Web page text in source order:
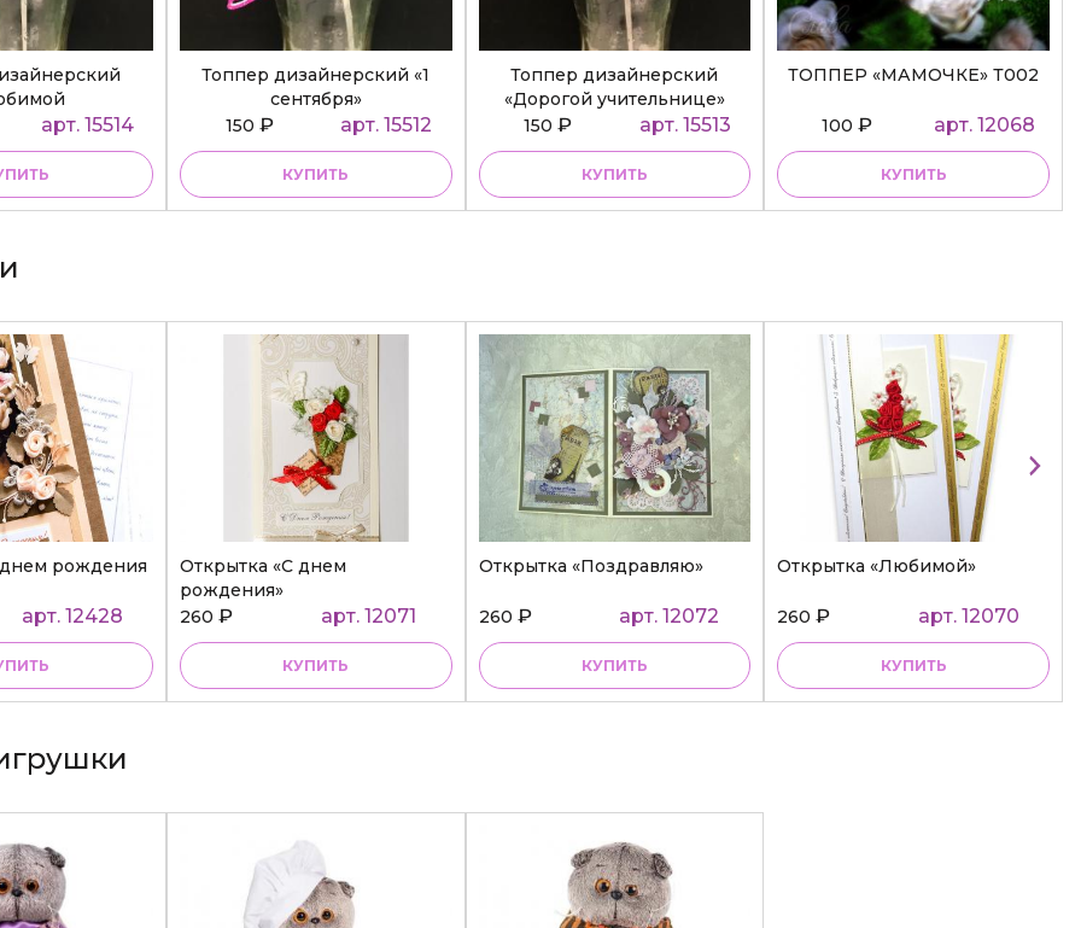
арт. 15514
Топпер дизайнерский «1
сентября»
150 ₽ арт. 15512
КУПИТЬ
Топпер дизайнерский
«Дорогой учительнице»
150₽ арт. 15513
КУПИТЬ
ТОППЕР «МАМОЧКЕ» Т002
100₽ арт. 12068
КУПИТЬ
рождения
арт. 12428
Открытка «С днем
рождения»
260 ₽ арт. 12071
КУПИТЬ
Открытка «Поздравляю»
260 ₽ арт. 12072
КУПИТЬ
Открытка «Любимой»
260₽ арт. 12070
КУПИТЬ